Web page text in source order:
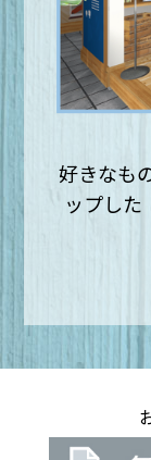
好きなも
ップした